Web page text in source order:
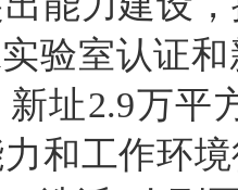
验室认证
址2.9万平
和工作环